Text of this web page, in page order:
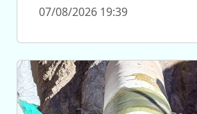
07/08/2026 19:39